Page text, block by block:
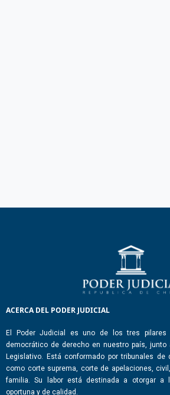
ACERCA DEL PODER JUDICIAL
El Poder Judicial es uno de los tres
democrático de derecho en nuestro país, junto
Legislativo. Está conformado por tribunales de
como corte suprema, corte de apelaciones,
familia. Su labor está destinada a otorgar a
oportuna y de calidad.